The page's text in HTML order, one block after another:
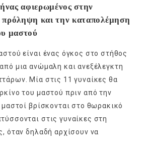
αφιερωμένος στην
και την καταπολέμηση
μαστού
είναι ένας όγκος στο στήθος
μια ανώμαλη και ανεξέλεγκτη
Μία στις 11 γυναίκες θα
του μαστού πριν από την
βρίσκονται στο θωρακικό
στις γυναίκες στη
όταν δηλαδή αρχίσουν να